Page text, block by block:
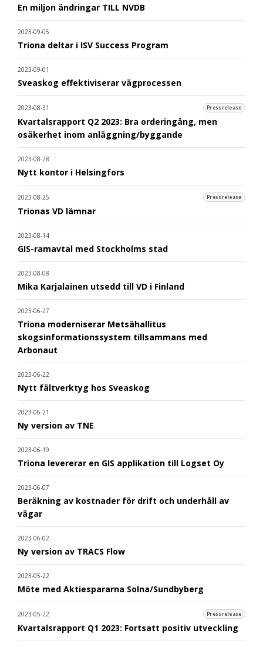
En miljon ändringar TILL NVDB
2023-09-05
Triona deltar i ISV Success Program
2023-09-01
Sveaskog effektiviserar vägprocessen
2023-08-31 Pressrelease
Kvartalsrapport Q2 2023: Bra orderingång, men
osäkerhet inom anläggning/byggande
2023-08-28
Nytt kontor i Helsingfors
2023-08-25 Pressrelease
Trionas VD lämnar
2023-08-14
GIS-ramavtal med Stockholms stad
2023-08-08
Mika Karjalainen utsedd till VD i Finland
2023-06-27
Triona moderniserar Metsähallitus
skogsinformationssystem tillsammans med
Arbonaut
2023-06-22
Nytt fältverktyg hos Sveaskog
2023-06-21
Ny version av TNE
2023-06-19
Triona levererar en GIS applikation till Logset Oy
2023-06-07
Beräkning av kostnader för drift och underhåll av
vägar
2023-06-02
Ny version av TRACS Flow
2023-05-22
Möte med Aktiespararna Solna/Sundbyberg
2023-05-22 Pressrelease
Kvartalsrapport Q1 2023: Fortsatt positiv utveckling